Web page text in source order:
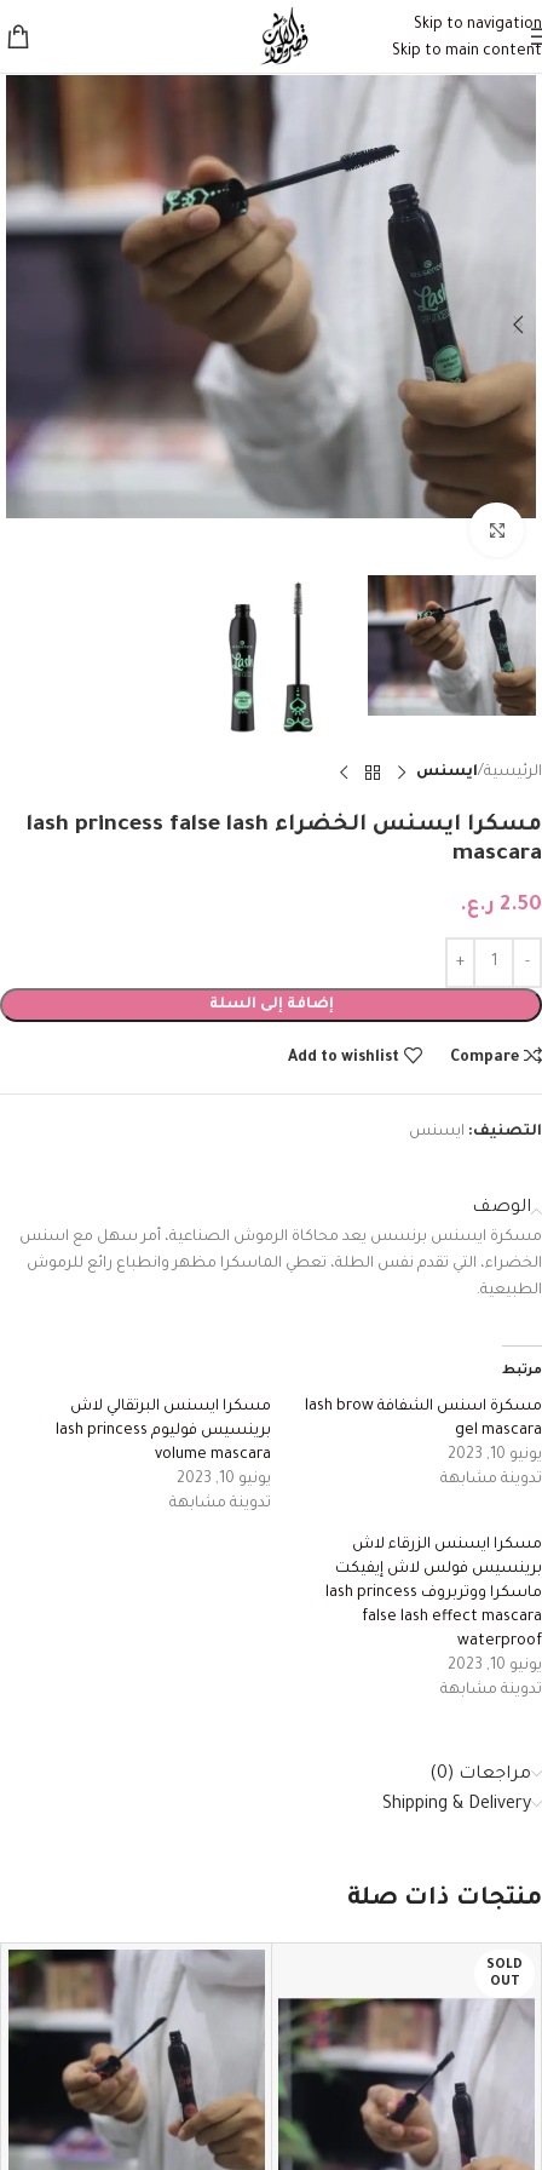
Skip to navigation
Skip to main content
الرئيسية ايسنس
مسكرا ايسنس الخضراء lash princess false lash
mascara
2.50 ر.ع.
إضافة إلى السلة
Compare
Add to wishlist
التصنيف: ايسنس
الوصف
مسكرة ايسنس برنسس يعد محاكاة الرموش الصناعية، أمر سهل مع اسنس
الخضراء، التي تقدم نفس الطلة، تعطي الماسكرا مظهر وانطباع رائع للرموش
الطبيعية.
مرتبط
مسكرة اسنس الشفافة lash brow
gel mascara
يونيو 10, 2023
تدوينة مشابهة
مسكرا ايسنس البرتقالي لاش
برينسيس فوليوم lash princess
volume mascara
يونيو 10, 2023
تدوينة مشابهة
مسكرا ايسنس الزرقاء لاش
برينسيس فولس لاش إيفيكت
ماسكرا ووتربروف lash princess
false lash effect mascara
waterproof
يونيو 10, 2023
تدوينة مشابهة
مراجعات (0)
Shipping & Delivery
منتجات ذات صلة
SOLD
OUT